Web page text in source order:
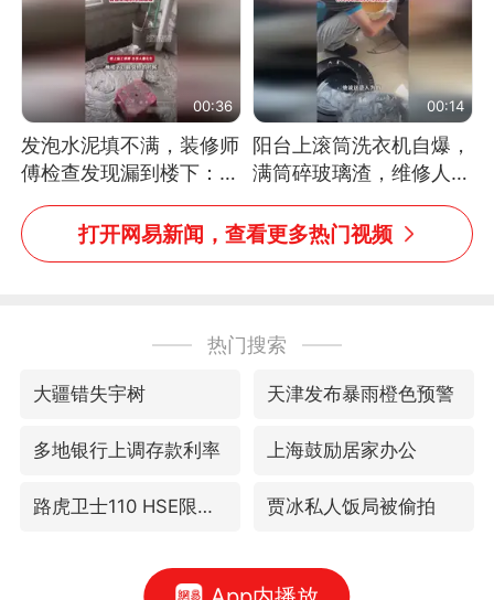
00:36
发泡水泥填不满，装修师
傅检查发现漏到楼下：出
风口未延伸到外墙
00:14
阳台上滚筒洗衣机自爆，
满筒碎玻璃渣，维修人员
称是人为原因，从未见过
洗衣机自爆
打开网易新闻，查看更多热门视频
热门搜索
大疆错失宇树 天津发布暴雨橙色预警
多地银行上调存款利率 上海鼓励居家办公
路虎卫士110 HSE限时降价 贾冰私人饭局被偷拍